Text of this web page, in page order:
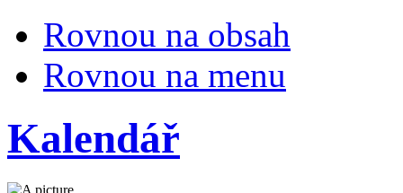
Rovnou na obsah
Rovnou na menu
Kalendář